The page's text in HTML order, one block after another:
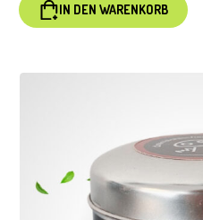
IN DEN WARENKORB